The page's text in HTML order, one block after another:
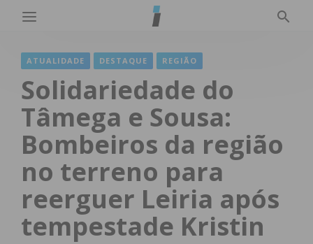
ATUALIDADE DESTAQUE REGIÃO
Solidariedade do
Tâmega e Sousa:
Bombeiros da região
no terreno para
reerguer Leiria após
tempestade Kristin